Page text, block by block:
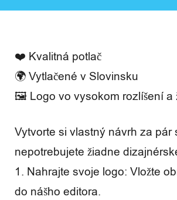
❤️ Kvalitná potlač
🌍 Vytlačené v Slovinsku
🖼️ Logo vo vysokom rozlíšení a
Vytvorte si vlastný návrh za pár
nepotrebujete žiadne
1. Nahrajte svoje logo: Vložte
do nášho editora.